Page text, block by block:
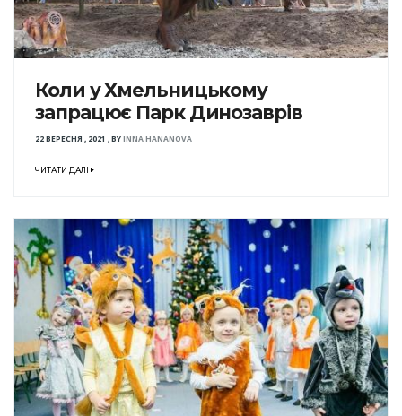
Коли у Хмельницькому
запрацює Парк Динозаврів
22 ВЕРЕСНЯ , 2021 ,BYINNA HANANOVA
ЧИТАТИ ДАЛІ